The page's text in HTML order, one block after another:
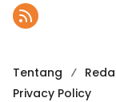
Tentang
Privacy Policy